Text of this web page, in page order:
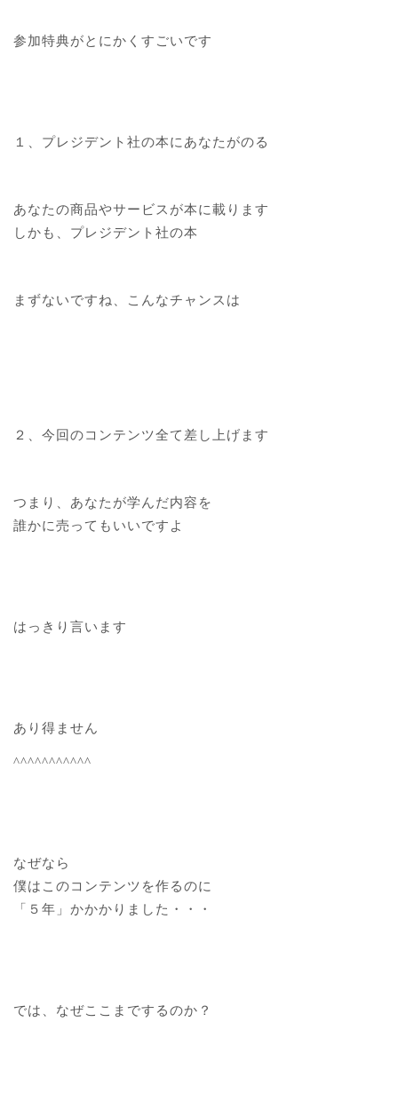
参加特典がとにかくすごいです
１、プレジデント社の本にあなたがのる
あなたの商品やサービスが本に載ります
しかも、プレジデント社の本
まずないですね、こんなチャンスは
２、今回のコンテンツ全て差し上げます
つまり、あなたが学んだ内容を
誰かに売ってもいいですよ
はっきり言います
あり得ません
^^^^^^^^^^^
なぜなら
僕はこのコンテンツを作るのに
「５年」かかかりました・・・
では、なぜここまでするのか？